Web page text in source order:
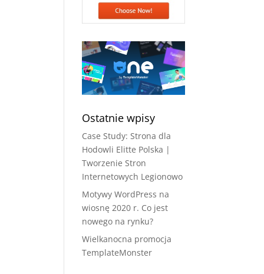
Ostatnie wpisy
Case Study: Strona dla
Hodowli Elitte Polska |
Tworzenie Stron
Internetowych Legionowo
Motywy WordPress na
wiosnę 2020 r. Co jest
nowego na rynku?
Wielkanocna promocja
TemplateMonster